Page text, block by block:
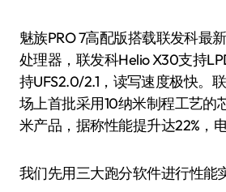
魅族PRO 7高配版搭载联发科最
处理器，联发科Helio X30支持
持UFS2.0/2.1，读写速度极快。
场上首批采用10纳米制程工艺的
米产品，据称性能提升达22%，
我们先用三大跑分软件进行性能